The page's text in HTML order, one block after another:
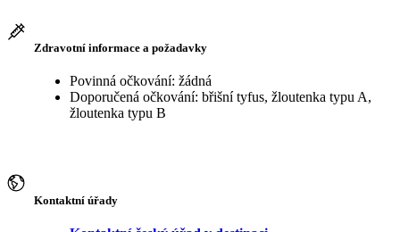
Zdravotní informace a požadavky
Povinná očkování: žádná
Doporučená očkování: břišní tyfus, žloutenka typu A,
žloutenka typu B
Kontaktní úřady